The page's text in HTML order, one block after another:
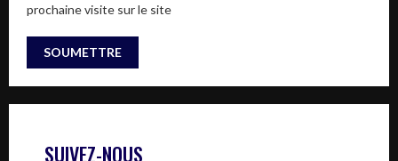
prochaine visite sur le site
SUIVEZ-NOUS